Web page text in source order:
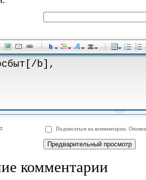
-
-
-
-
-
-
-
-
-
-
-
Подписаться на комментарии.
комментарии